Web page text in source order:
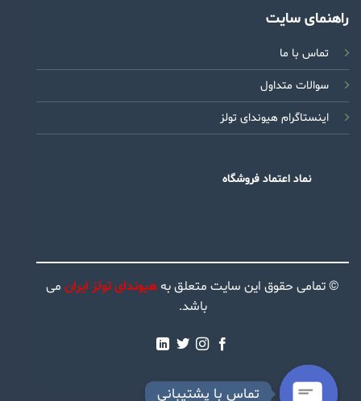
راهنمای سایت
تماس با ما
سوالات متداول
اینستاگرام هیوندای تولز
نماد اعتماد فروشگاه
© تمامی حقوق این سایت متعلق به هیوندای تولز ایران می
باشد.
تماس با پشتیبانی